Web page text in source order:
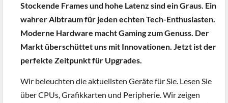
Stockende Frames und hohe Latenz sind ein Graus. Ein
wahrer Albtraum für jeden echten Tech-Enthusiasten.
Moderne Hardware macht Gaming zum Genuss. Der
Markt überschüttet uns mit Innovationen. Jetzt ist der
perfekte Zeitpunkt für Upgrades.
Wir beleuchten die aktuellsten Geräte für Sie. Lesen Sie
über CPUs, Grafikkarten und Peripherie. Wir zeigen